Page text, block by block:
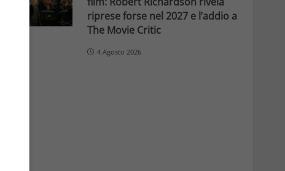
riprese forse nel 2027 e l’addio a
The Movie Critic
4 Agosto 2026